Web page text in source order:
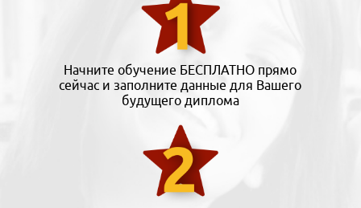
Начните обучение БЕСПЛАТНО прямо
сейчас и заполните данные для Вашего
будущего диплома